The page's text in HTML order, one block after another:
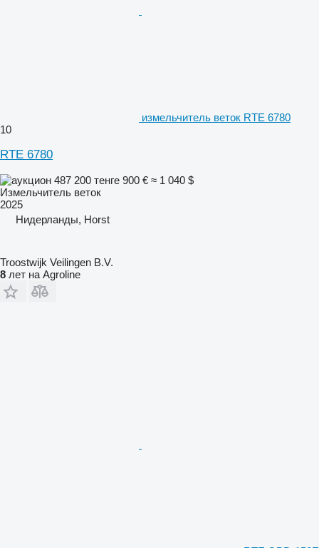
измельчитель веток RTE 6780
10
RTE 6780
487 200 тенге 900 € ≈ 1 040 $
Измельчитель веток
2025
Нидерланды, Horst
Troostwijk Veilingen B.V.
8 лет на Agroline